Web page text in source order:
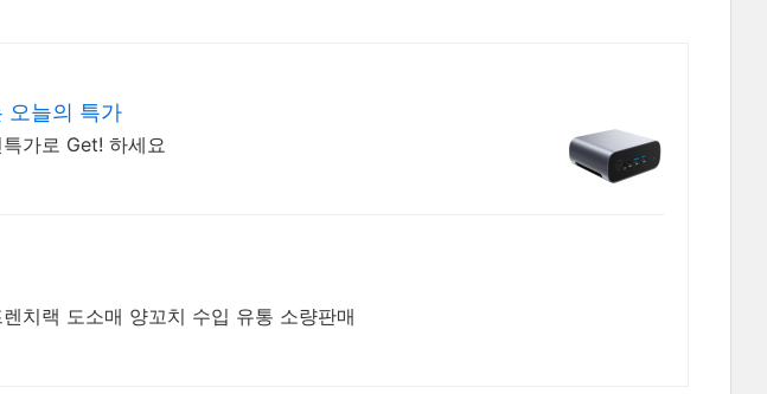
오늘의 특가
가로 Get! 하세요
치랙 도소매 양꼬치 수입 유통 소량판매